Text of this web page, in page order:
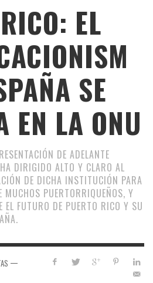
EL
SE
EN LA ONU
DE ADELANTE
DIRIGIDO ALTO Y CLARO AL
DE DICHA INSTITUCIÓN PARA
MUCHOS PUERTORRIQUEÑOS, Y
FUTURO DE PUERTO RICO Y SU
—